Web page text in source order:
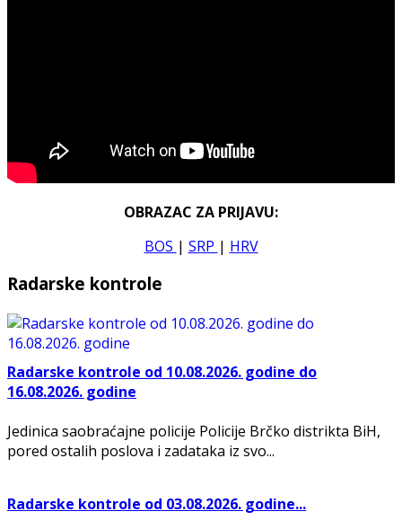
OBRAZAC ZA PRIJAVU:
BOS | SRP | HRV
Radarske kontrole
Radarske kontrole od 10.08.2026. godine do
16.08.2026. godine
Jedinica saobraćajne policije Policije Brčko distrikta BiH,
pored ostalih poslova i zadataka iz svo...
Radarske kontrole od 03.08.2026. godine...